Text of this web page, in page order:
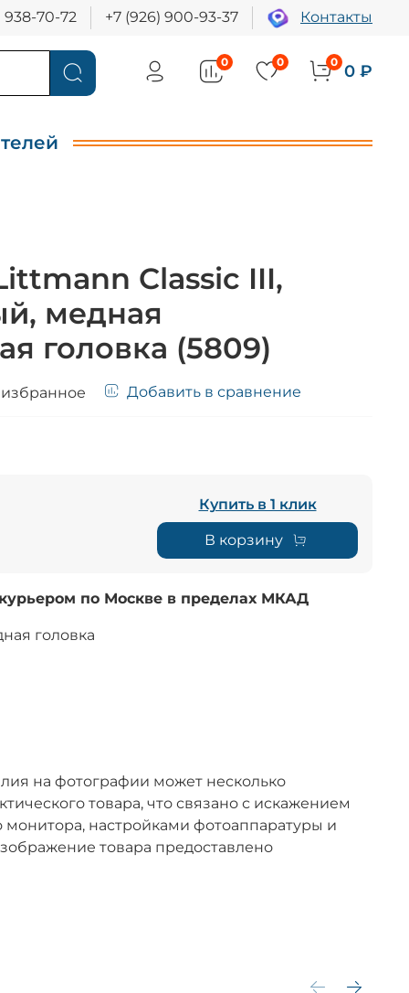
938-70-72 +7 (926) 900-93-37 Контакты
0 0 0 0 ₽
Classic III,
медная
головка (5809)
Добавить в сравнение
Купить в 1 клик
В корзину
по Москве в пределах МКАД
головка
на фотографии может несколько
товара, что связано с искажением
настройками фотоаппаратуры и
товара предоставлено